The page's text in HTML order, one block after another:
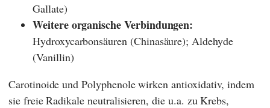
Gallate)
Weitere organische Verbindungen:
Hydroxycarbonsäuren (Chinasäure); Aldehyde
(Vanillin)
Carotinoide und Polyphenole wirken antioxidativ, indem
sie freie Radikale neutralisieren, die u.a. zu Krebs,